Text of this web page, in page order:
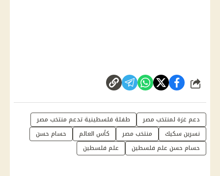
شارك
دعم غزة لمنتخب مصر
طفلة فلسطينية تدعم منتخب مصر
نسرين سكيك
منتخب مصر كأس العالم
حسام حسن
حسام حسن علم فلسطين
علم فلسطين